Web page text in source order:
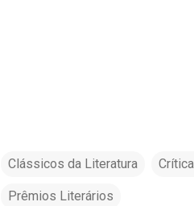
Clássicos da Literatura
Prêmios Literários